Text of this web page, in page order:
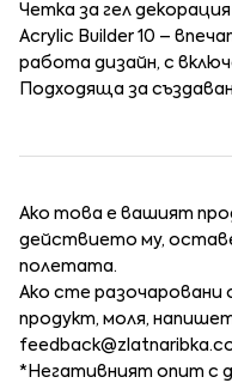
Четка за гел
Acrylic Builder 10 –
работа дизайн, с
Подходяща за
Ако това е вашият
действието му,
полетата.
Ако сте
продукт, моля,
*Негативният опит с